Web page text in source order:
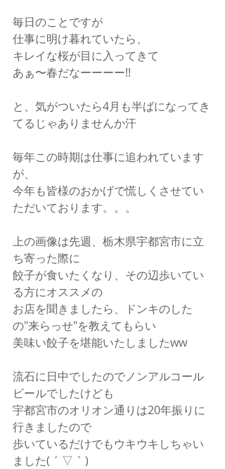
毎日のことですが
仕事に明け暮れていたら、
キレイな桜が目に入ってきて
あぁ〜春だなーーーー!!
と、気がついたら4月も半ばになってき
てるじゃありませんか汗
毎年この時期は仕事に追われています
が、
今年も皆様のおかげで慌しくさせてい
ただいております。。。
上の画像は先週、栃木県宇都宮市に立
ち寄った際に
餃子が食いたくなり、その辺歩いてい
る方にオススメの
お店を聞きましたら、ドンキのした
の"来らっせ"を教えてもらい
美味い餃子を堪能いたしましたww
流石に日中でしたのでノンアルコール
ビールでしたけども
宇都宮市のオリオン通りは20年振りに
行きましたので
歩いているだけでもウキウキしちゃい
ました( ´ ▽ ` )